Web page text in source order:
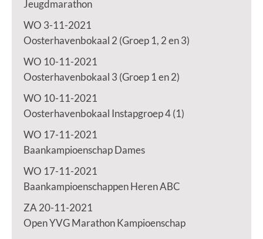
Jeugdmarathon
WO 3-11-2021
Oosterhavenbokaal 2 (Groep 1, 2 en 3)
WO 10-11-2021
Oosterhavenbokaal 3 (Groep 1 en 2)
WO 10-11-2021
Oosterhavenbokaal Instapgroep 4 (1)
WO 17-11-2021
Baankampioenschap Dames
WO 17-11-2021
Baankampioenschappen Heren ABC
ZA 20-11-2021
Open YVG Marathon Kampioenschap